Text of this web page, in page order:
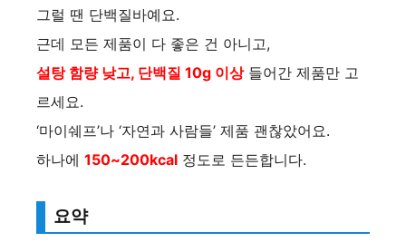
그럴 땐 단백질바예요.
근데 모든 제품이 다 좋은 건 아니고,
설탕 함량 낮고, 단백질 10g 이상들어간 제품만 고
르세요.
‘마이쉐프’나 ‘자연과 사람들’ 제품 괜찮았어요.
하나에 150~200kcal 정도로 든든합니다.
요약